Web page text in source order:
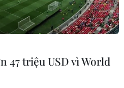
Ông Steinmeier
cử
thống Đức, ông Frank-
47 triệu USD vì World